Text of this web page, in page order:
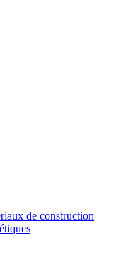
de construction